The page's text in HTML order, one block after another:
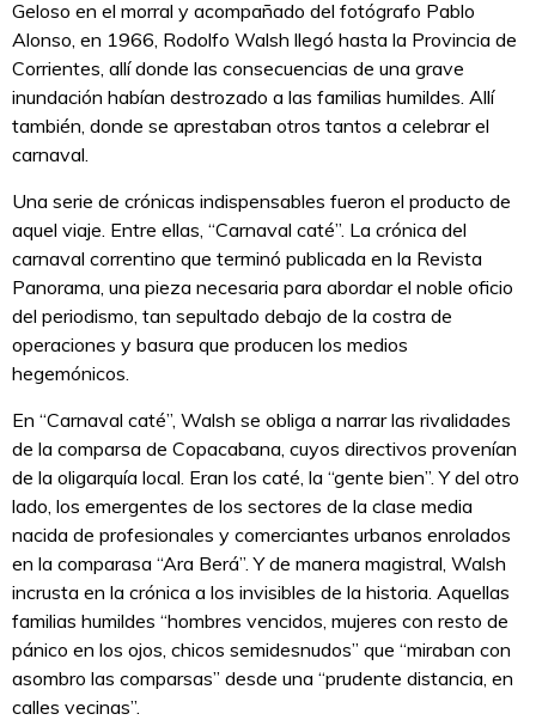
Geloso en el morral y acompañado del fotógrafo Pablo
Alonso, en 1966, Rodolfo Walsh llegó hasta la Provincia de
Corrientes, allí donde las consecuencias de una grave
inundación habían destrozado a las familias humildes. Allí
también, donde se aprestaban otros tantos a celebrar el
carnaval.
Una serie de crónicas indispensables fueron el producto de
aquel viaje. Entre ellas, “Carnaval caté”. La crónica del
carnaval correntino que terminó publicada en la Revista
Panorama, una pieza necesaria para abordar el noble oficio
del periodismo, tan sepultado debajo de la costra de
operaciones y basura que producen los medios
hegemónicos.
En “Carnaval caté”, Walsh se obliga a narrar las rivalidades
de la comparsa de Copacabana, cuyos directivos provenían
de la oligarquía local. Eran los caté, la “gente bien”. Y del otro
lado, los emergentes de los sectores de la clase media
nacida de profesionales y comerciantes urbanos enrolados
en la comparasa “Ara Berá”. Y de manera magistral, Walsh
incrusta en la crónica a los invisibles de la historia. Aquellas
familias humildes “hombres vencidos, mujeres con resto de
pánico en los ojos, chicos semidesnudos” que “miraban con
asombro las comparsas” desde una “prudente distancia, en
calles vecinas”.